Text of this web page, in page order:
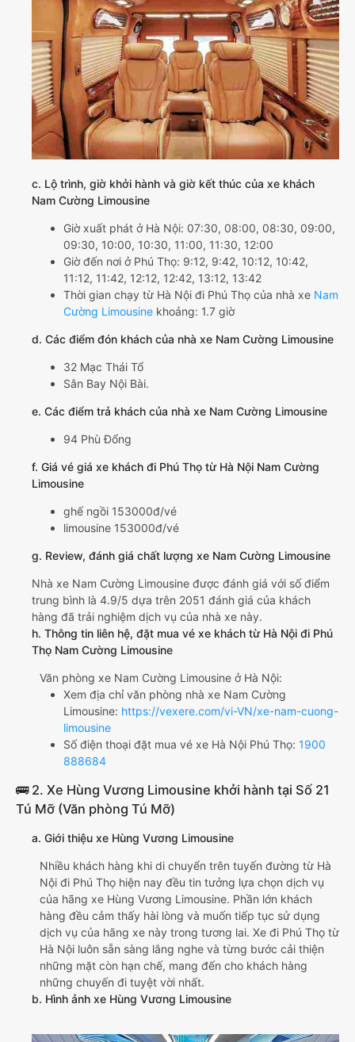
c. Lộ trình, giờ khởi hành và giờ kết thúc của xe khách
Nam Cường Limousine
Giờ xuất phát ở Hà Nội: 07:30, 08:00, 08:30, 09:00,
09:30, 10:00, 10:30, 11:00, 11:30, 12:00
Giờ đến nơi ở Phú Thọ: 9:12, 9:42, 10:12, 10:42,
11:12, 11:42, 12:12, 12:42, 13:12, 13:42
Thời gian chạy từ Hà Nội đi Phú Thọ của nhà xe Nam
Cường Limousine khoảng: 1.7 giờ
d. Các điểm đón khách của nhà xe Nam Cường Limousine
32 Mạc Thái Tổ
Sân Bay Nội Bài.
e. Các điểm trả khách của nhà xe Nam Cường Limousine
94 Phù Đổng
f. Giá vé giá xe khách đi Phú Thọ từ Hà Nội Nam Cường
Limousine
ghế ngồi 153000đ/vé
limousine 153000đ/vé
g. Review, đánh giá chất lượng xe Nam Cường Limousine
Nhà xe Nam Cường Limousine được đánh giá với số điểm
trung bình là 4.9/5 dựa trên 2051 đánh giá của khách
hàng đã trải nghiệm dịch vụ của nhà xe này.
h. Thông tin liên hệ, đặt mua vé xe khách từ Hà Nội đi Phú
Thọ Nam Cường Limousine
Văn phòng xe Nam Cường Limousine ở Hà Nội:
Xem địa chỉ văn phòng nhà xe Nam Cường
Limousine: https://vexere.com/vi-VN/xe-nam-cuong-
limousine
Số điện thoại đặt mua vé xe Hà Nội Phú Thọ: 1900
888684
🚌 2. Xe Hùng Vương Limousine khởi hành tại Số 21
Tú Mỡ (Văn phòng Tú Mỡ)
a. Giới thiệu xe Hùng Vương Limousine
Nhiều khách hàng khi di chuyển trên tuyến đường từ Hà
Nội đi Phú Thọ hiện nay đều tin tưởng lựa chọn dịch vụ
của hãng xe Hùng Vương Limousine. Phần lớn khách
hàng đều cảm thấy hài lòng và muốn tiếp tục sử dụng
dịch vụ của hãng xe này trong tương lai. Xe đi Phú Thọ từ
Hà Nội luôn sẵn sàng lắng nghe và từng bước cải thiện
những mặt còn hạn chế, mang đến cho khách hàng
những chuyến đi tuyệt vời nhất.
b. Hình ảnh xe Hùng Vương Limousine